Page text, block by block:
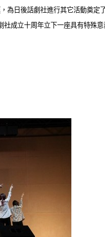
為日後話劇社進行其它活動奠定
成立十周年立下一座具有特殊意